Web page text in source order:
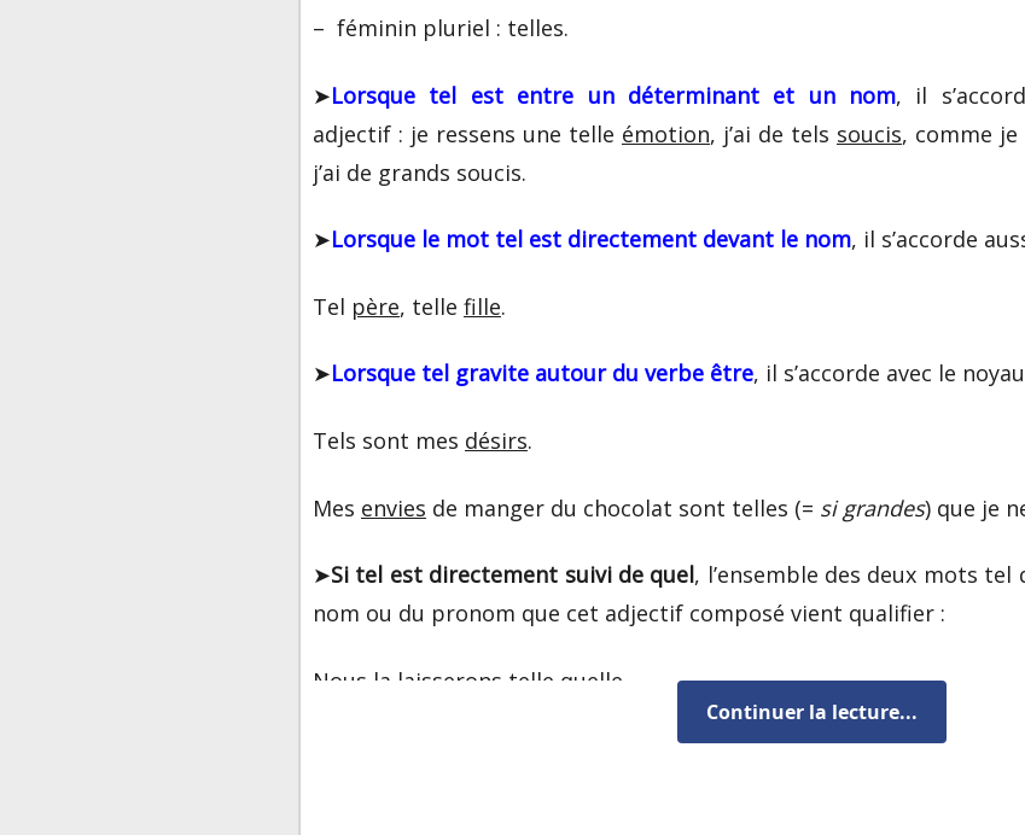
– féminin pluriel : telles.
➤Lorsque tel est entre un déterminant et un nom, il
adjectif : je ressens une telle émotion, j’ai de tels soucis, comme
j’ai de grands soucis.
➤Lorsque le mot tel est directement devant le nom, il s’accorde
Tel père, telle fille.
➤Lorsque tel gravite autour du verbe être, il s’accorde avec le
Tels sont mes désirs.
Mes envies de manger du chocolat sont telles (= si grandes) que je
➤Si tel est directement suivi de quel, l’ensemble des deux mots tel
nom ou du pronom que cet adjectif composé vient qualifier :
Nous la laisserons telle quelle.
Continuer la lecture...